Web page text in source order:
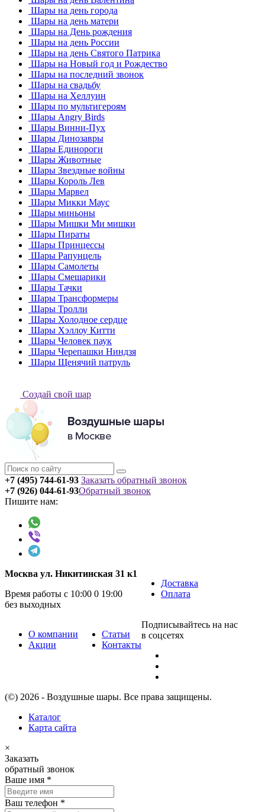
Шары на день города
Шары на день матери
Шары на День рождения
Шары на день России
Шары на день Святого Патрика
Шары на Новый год и Рождество
Шары на последний звонок
Шары на свадьбу
Шары на Хеллуин
Шары по мультигероям
Шары Angry Birds
Шары Винни-Пух
Шары Динозавры
Шары Единороги
Шары Животные
Шары Звездные войны
Шары Король Лев
Шары Марвел
Шары Микки Маус
Шары миньоны
Шары Мишки Ми мишки
Шары Пираты
Шары Принцессы
Шары Рапунцель
Шары Самолеты
Шары Смешарики
Шары Тачки
Шары Трансформеры
Шары Тролли
Шары Холодное сердце
Шары Хэллоу Китти
Шары Человек паук
Шары Черепашки Ниндзя
Шары Щенячий патруль
Создай свой шар
+7 (495) 744-61-93 Заказать обратный звонок
+7 (926) 044-61-93
Пишите нам:
Обратный звонок
Москва ул. Никитинская 31 к1
Время работы с 10:00 0 19:00
без выходных
Доставка
Оплата
О компании
Акции
Статьи
Контакты
Подписывайтесь на нас
в соцсетях
(©) 2026 - Воздушные шары. Все права защищены.
Каталог
Карта сайта
×
Заказать
обратный звонок
Ваше имя *
Ваш телефон *